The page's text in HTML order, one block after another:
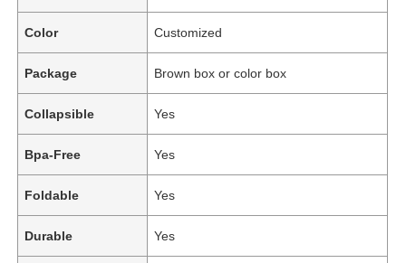
Color Customized
Package Brown box or color box
Collapsible Yes
Bpa-Free Yes
Foldable Yes
Durable Yes